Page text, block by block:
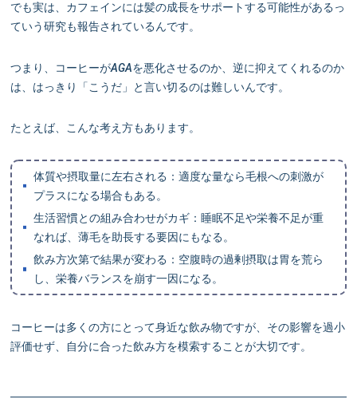
でも実は、カフェインには髪の成長をサポートする可能性があるっ
ていう研究も報告されているんです。
つまり、コーヒーがAGAを悪化させるのか、逆に抑えてくれるのか
は、はっきり「こうだ」と言い切るのは難しいんです。
たとえば、こんな考え方もあります。
体質や摂取量に左右される：適度な量なら毛根への刺激が
プラスになる場合もある。
生活習慣との組み合わせがカギ：睡眠不足や栄養不足が重
なれば、薄毛を助長する要因にもなる。
飲み方次第で結果が変わる：空腹時の過剰摂取は胃を荒ら
し、栄養バランスを崩す一因になる。
コーヒーは多くの方にとって身近な飲み物ですが、その影響を過小
評価せず、自分に合った飲み方を模索することが大切です。